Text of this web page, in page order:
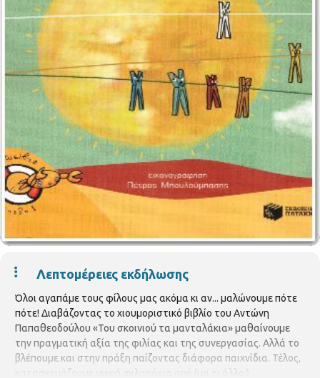
Λεπτομέρειες εκδήλωσης
Όλοι αγαπάμε τους φίλους μας ακόμα κι αν... μαλώνουμε πότε
πότε! Διαβάζοντας το χιουμοριστικό βιβλίο του Αντώνη
Παπαθεοδούλου «Του σκοινιού τα μανταλάκια» μαθαίνουμε
την πραγματική αξία της φιλίας και της συνεργασίας. Αλλά το
βλέπουμε και στην πράξη παίζοντας διάφορα παιχνίδια. Τέλος,
κατασκευάζουμε μικρά φιλαράκια από (μα τι άλλο;)